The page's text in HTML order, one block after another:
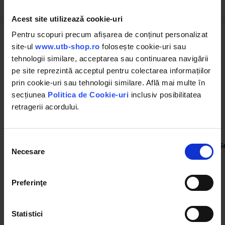
Acest site utilizează cookie-uri
Pentru scopuri precum afișarea de conținut personalizat
site-ul www.utb-shop.ro folosește cookie-uri sau
tehnologii similare, acceptarea sau continuarea navigării
pe site reprezintă acceptul pentru colectarea informațiilor
prin cookie-uri sau tehnologii similare. Află mai multe în
secțiunea Politica de Cookie-uri inclusiv posibilitatea
retragerii acordului.
consimțământului
Necesare
Preferinţe
Statistici
Cumpărate frecvent împreună
PH801 U-650 /set
Garnituri pompa hidraulica